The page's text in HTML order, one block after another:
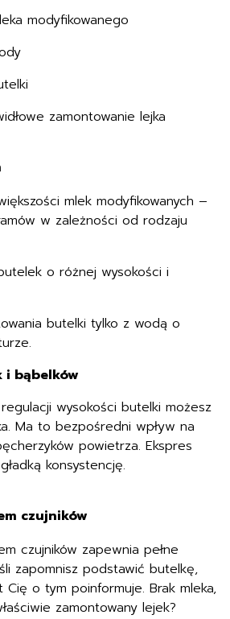
modyfikowanego
zamontowanie lejka
mlek modyfikowanych –
w zależności od rodzaju
o różnej wysokości i
butelki tylko z wodą o
i bąbelków
wysokości butelki możesz
Ma to bezpośredni wpływ na
powietrza. Ekspres
konsystencję.
czujników
czujników zapewnia pełne
zapomnisz podstawić butelkę,
o tym poinformuje. Brak mleka,
zamontowany lejek?